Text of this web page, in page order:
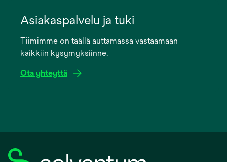
new
Asiakaspalvelu ja tuki
Tiimimme on täällä auttamassa vastaamaan
kaikkiin kysymyksiinne.
Ota yhteyttä